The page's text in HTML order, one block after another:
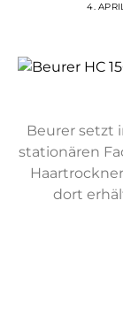
4.
Beurer setzt
stationären
dort